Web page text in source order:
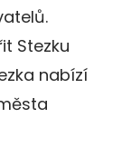
Stezku
nabízí